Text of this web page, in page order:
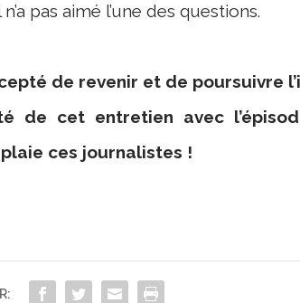
pas aimé l’une des questions.
de revenir et de poursuivre
de cet entretien avec
ces journalistes !